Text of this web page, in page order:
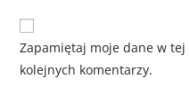
Zapamiętaj moje dane w
kolejnych komentarzy.